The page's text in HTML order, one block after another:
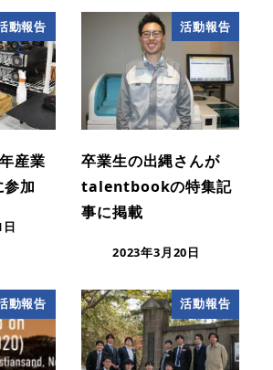
動報告
産業
加
活動報告
卒業生の出縄さんが
talentbookの特集記
事に掲載
2023年3月20日
動報告 活動報告